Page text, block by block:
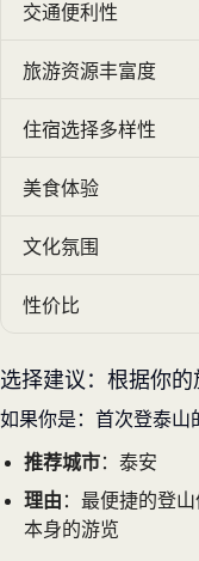
交通便利性
旅游资源丰富度
住宿选择多样性
美食体验
文化氛围
性价比
选择建议：根据你
如果你是：首次登泰山
推荐城市：泰安
理由 ：最便捷的登
本身的游览